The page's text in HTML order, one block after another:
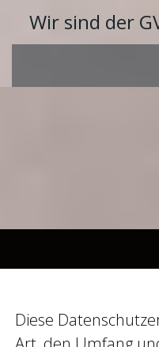
Wir sind der
Diese